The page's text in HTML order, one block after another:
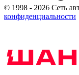
© 1998 - 2026 Сеть
конфиденциальности